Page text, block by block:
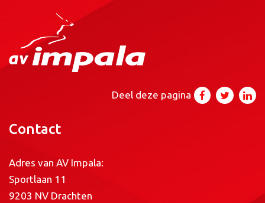
Deel deze pagina
Contact
Adres van AV Impala:
Sportlaan 11
9203 NV Drachten